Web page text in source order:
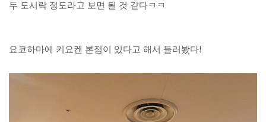
두 도시락 정도라고 보면 될 것 같다ㅋㅋ
요코하마에 키요켄 본점이 있다고 해서 들러봤다!